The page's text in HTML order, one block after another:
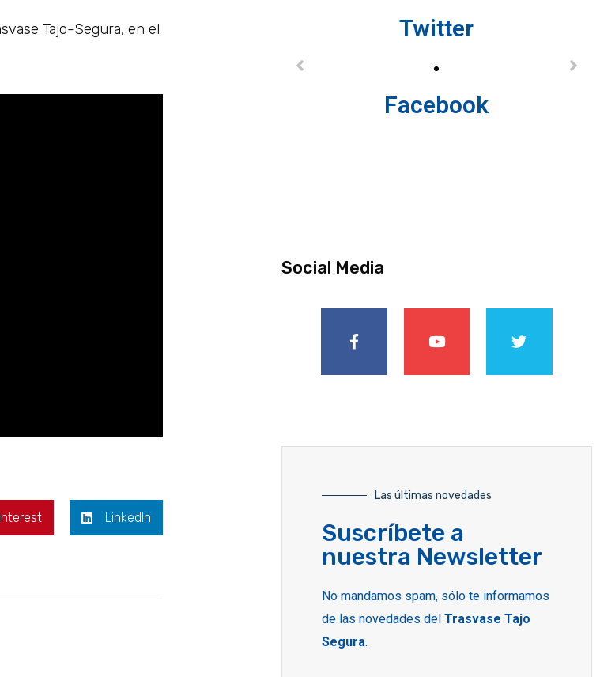
Tajo-Segura, en el
LinkedIn
Twitter
Facebook
Social Media
Las últimas novedades
Suscríbete a
nuestra Newsletter
No mandamos spam, sólo te informamos
de las novedades del Trasvase Tajo
Segura.